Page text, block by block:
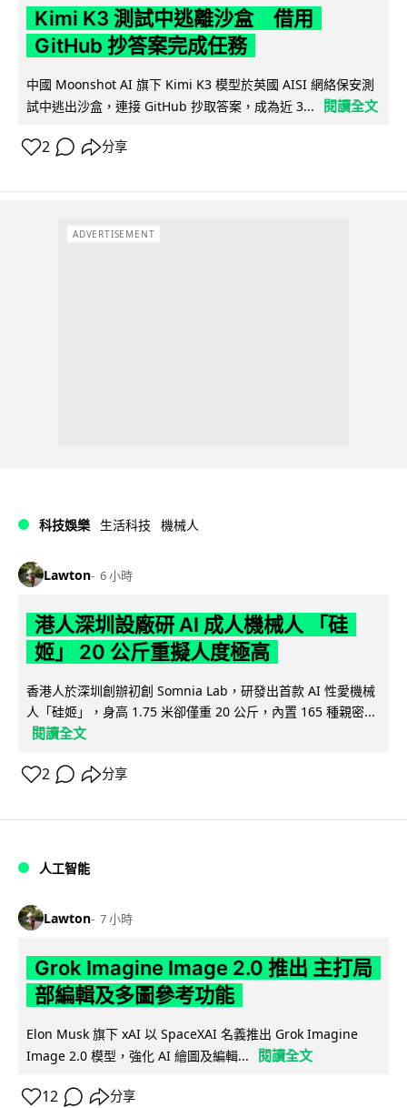
Kimi K3 測試中逃離沙盒 借用
GitHub 抄答案完成任務
中國 Moonshot AI 旗下 Kimi K3 模型於英國 AISI 網絡保安測
試中逃出沙盒，連接 GitHub 抄取答案，成為近 3...
閱讀全文
2 分享
ADVERTISEMENT
科技娛樂 生活科技 機械人
Lawton 6 小時
港人深圳設廠研 AI 成人機械人 「硅
姬」 20 公斤重擬人度極高
香港人於深圳創辦初創 Somnia Lab，研發出首款 AI 性愛機械
人「硅姬」，身高 1.75 米卻僅重 20 公斤，內置 165 種親密...
閱讀全文
2 分享
人工智能
Lawton 7 小時
Grok Imagine Image 2.0 推出 主打局
部編輯及多圖參考功能
Elon Musk 旗下 xAI 以 SpaceXAI 名義推出 Grok Imagine
Image 2.0 模型，強化 AI 繪圖及編輯...
閱讀全文
12 分享